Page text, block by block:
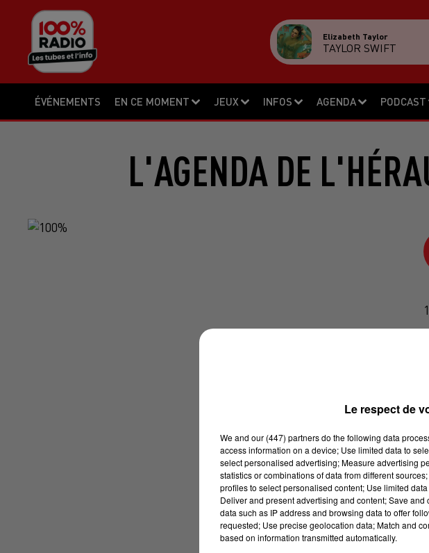
ÉVÉNEMENTS EN CE MOMENT JEUX INFOS AGENDA PODCAST
Elizabeth Taylor
TAYLOR SWIFT
L'AGENDA DE
Le respect de
We and our (447) partnersdo the following data
access information on a device; Use limited data to
select personalised advertising; Measure advertising
statistics or combinations of data from different
profiles to select personalised content; Use limited
Deliver and present advertising and content; Save
data such as IP address and browsing data to offer
requested; Use precise geolocation data; Match and
based on information transmitted automatically.